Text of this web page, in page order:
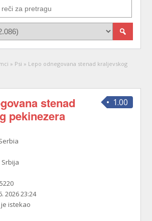
» Psi » Lepo odnegovana stenad kraljevskog
1.00
stenad
pekinezera
2026 23:24
istekao